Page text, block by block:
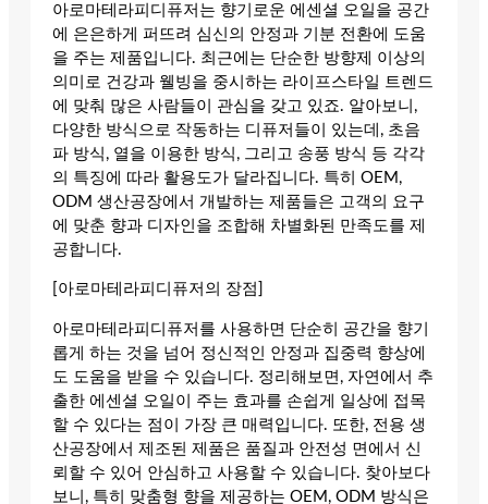
아로마테라피디퓨저는 향기로운 에센셜 오일을 공간
에 은은하게 퍼뜨려 심신의 안정과 기분 전환에 도움
을 주는 제품입니다. 최근에는 단순한 방향제 이상의
의미로 건강과 웰빙을 중시하는 라이프스타일 트렌드
에 맞춰 많은 사람들이 관심을 갖고 있죠. 알아보니,
다양한 방식으로 작동하는 디퓨저들이 있는데, 초음
파 방식, 열을 이용한 방식, 그리고 송풍 방식 등 각각
의 특징에 따라 활용도가 달라집니다. 특히 OEM,
ODM 생산공장에서 개발하는 제품들은 고객의 요구
에 맞춘 향과 디자인을 조합해 차별화된 만족도를 제
공합니다.
[아로마테라피디퓨저의 장점]
아로마테라피디퓨저를 사용하면 단순히 공간을 향기
롭게 하는 것을 넘어 정신적인 안정과 집중력 향상에
도 도움을 받을 수 있습니다. 정리해보면, 자연에서 추
출한 에센셜 오일이 주는 효과를 손쉽게 일상에 접목
할 수 있다는 점이 가장 큰 매력입니다. 또한, 전용 생
산공장에서 제조된 제품은 품질과 안전성 면에서 신
뢰할 수 있어 안심하고 사용할 수 있습니다. 찾아보다
보니, 특히 맞춤형 향을 제공하는 OEM, ODM 방식은